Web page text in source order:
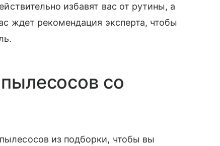
избавят вас от рутины, а
ждет рекомендация эксперта, чтобы
со
из подборки, чтобы вы